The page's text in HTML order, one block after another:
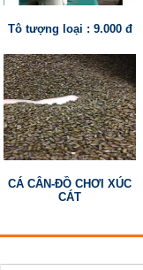
Tô tượng loại : 9.000 đ
CÁ CÂN-ĐỒ CHƠI XÚC
CÁT